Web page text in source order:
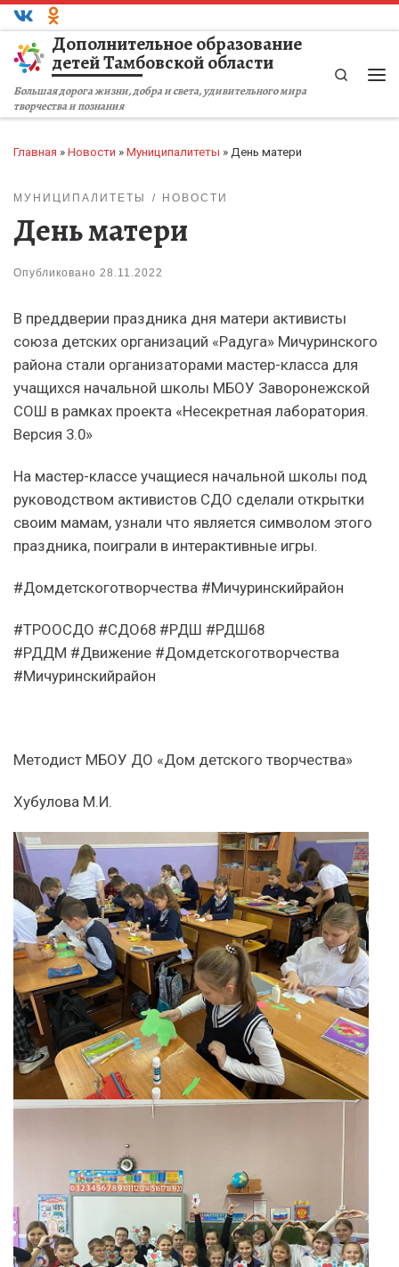
Перейти к содержимому
Дополнительное образование
детей Тамбовской области
Большая дорога жизни, добра и света, удивительного мира
творчества и познания
Search
Главная » Новости » Муниципалитеты » День матери
МУНИЦИПАЛИТЕТЫ НОВОСТИ
День матери
Опубликовано 28.11.2022
В преддверии праздника дня матери активисты
союза детских организаций «Радуга» Мичуринского
района стали организаторами мастер-класса для
учащихся начальной школы МБОУ Заворонежской
СОШ в рамках проекта «Несекретная лаборатория.
Версия 3.0»
На мастер-классе учащиеся начальной школы под
руководством активистов СДО сделали открытки
своим мамам, узнали что является символом этого
праздника, поиграли в интерактивные игры.
#Домдетскоготворчества #Мичуринскийрайон
#ТРООСДО #СДО68 #РДШ #РДШ68
#РДДМ #Движение #Домдетскоготворчества
#Мичуринскийрайон
Методист МБОУ ДО «Дом детского творчества»
Хубулова М.И.